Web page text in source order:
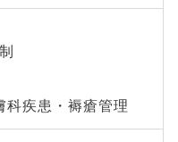
科疾患・褥瘡管理